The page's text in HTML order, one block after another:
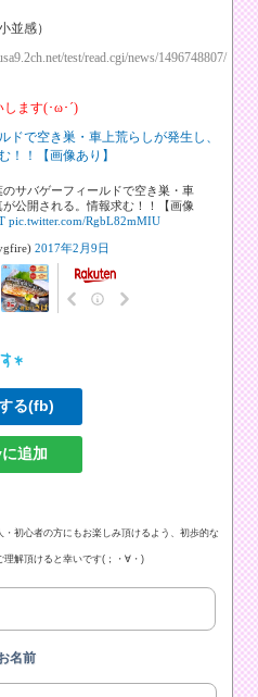
並感）
test/read.cgi/news/1496748807/
ます(･ω･´)
ドで空き巣・車上荒らしが発生し、
！！【画像あり】
サバゲーフィールドで空き巣・車
公開される。情報求む！！【画像
pic.twitter.com/RgbL82mMIU
2017年2月9日
る(fb)
追加
初心者の方にもお楽しみ頂けるよう、初歩的な
理解頂けると幸いです(；・∀・)
名前